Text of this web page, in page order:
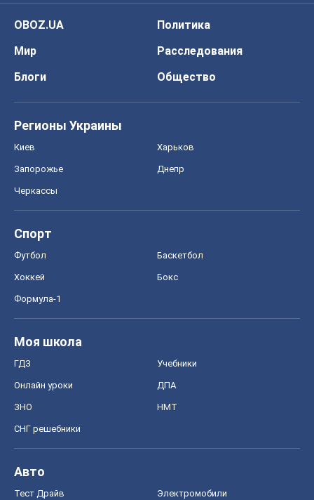
OBOZ.UA
Политика
Мир
Расследования
Блоги
Общество
Регионы Украины
Киев Харьков
Запорожье Днепр
Черкассы
Спорт
Футбол Баскетбол
Хоккей Бокс
Формула-1
Моя школа
ГДЗ Учебники
Онлайн уроки ДПА
ЗНО НМТ
СНГ решебники
Авто
Тест Драйв Электромобили